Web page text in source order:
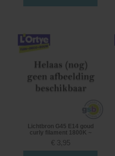
Lichtbron G45 E14 goud
curly filament 1800K ~
€ 3,95